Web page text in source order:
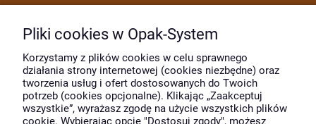
Moje konto
O firmie
Pliki cookies w Opak-System
Korzystamy z plików cookies w celu sprawnego
działania strony internetowej (cookies niezbędne) oraz
tworzenia usług i ofert dostosowanych do Twoich
potrzeb (cookies opcjonalne). Klikając „Zaakceptuj
wszystkie”, wyrażasz zgodę na użycie wszystkich plików
cookie. Wybierając opcję "Dostosuj zgody", możesz